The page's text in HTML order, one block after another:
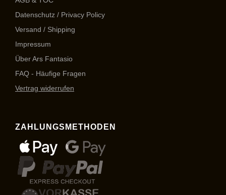
Datenschutz / Privacy Policy
Versand / Shipping
Impressum
Über Ars Fantasio
FAQ - Häufige Fragen
Vertrag widerrufen
ZAHLUNGSMETHODEN